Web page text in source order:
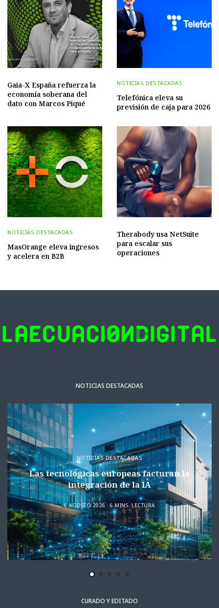
Gaia-X España refuerza la
economía soberana del
dato con Marcos Piqué
NOTICIAS DESTACADAS
Telefónica eleva su
previsión de caja para 2026
NOTICIAS DESTACADAS
MasOrange eleva ingresos
y acelera en B2B
Therabody usa NetSuite
para escalar sus
operaciones
NOTICIAS DESTACADAS
NOTICIAS DESTACADAS
Las tecnológicas europeas facturan la
integración de la IA
6 AGOSTO 2026 6 MINS. LECTURA
CURADO Y EDITADO